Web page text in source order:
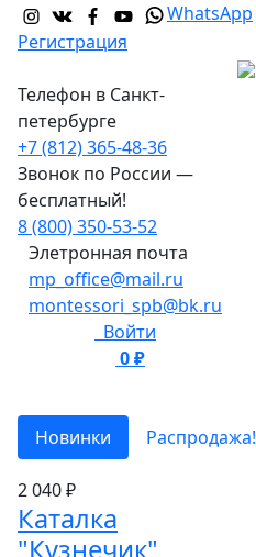
WhatsApp
Регистрация
Телефон в Санкт-
петербурге
+7 (812) 365-48-36
Звонок по России —
бесплатный!
8 (800) 350-53-52
Элетронная почта
mp_office@mail.ru
montessori_spb@bk.ru
Войти
0 ₽
Новинки Распродажа!
2 040 ₽
Каталка
"Кузнечик"